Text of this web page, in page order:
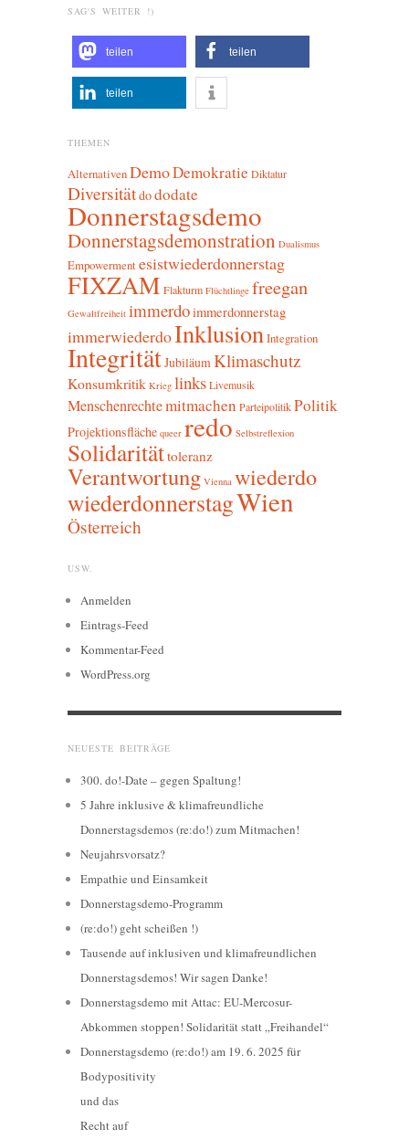
SAG'S WEITER !)
teilen teilen
teilen
THEMEN
AlternativenDemoDemokratie Diktatur
Diversitätdododate
Donnerstagsdemo
Donnerstagsdemonstration Dualismus
Empowermentesistwiederdonnerstag
FIXZAM Flakturm Flüchtlinge freegan
Gewaltfreiheit immerdoimmerdonnerstag
immerwiederdoInklusion Integration
IntegritätJubiläumKlimaschutz
Konsumkritik Krieg linksLivemusik
Menschenrechtemitmachen ParteipolitikPolitik
Projektionsfläche queer redo Selbstreflexion
Solidaritättoleranz
Verantwortung Vienna wiederdo
wiederdonnerstagWien
Österreich
USW.
Anmelden
Eintrags-Feed
Kommentar-Feed
WordPress.org
NEUESTE BEITRÄGE
300. do!-Date – gegen Spaltung!
5 Jahre inklusive & klimafreundliche
Donnerstagsdemos (re:do!) zum Mitmachen!
Neujahrsvorsatz?
Empathie und Einsamkeit
Donnerstagsdemo-Programm
(re:do!) geht scheißen !)
Tausende auf inklusiven und klimafreundlichen
Donnerstagsdemos! Wir sagen Danke!
Donnerstagsdemo mit Attac: EU-Mercosur-
Abkommen stoppen! Solidarität statt „Freihandel“
Donnerstagsdemo (re:do!) am 19. 6. 2025 für
Bodypositivity
und das
Recht auf